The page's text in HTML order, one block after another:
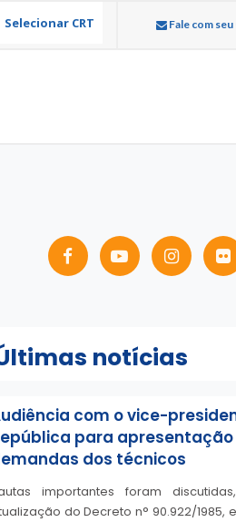
Selecionar CRT Fale com seu
notícias
com o vice-
para apresentação
dos técnicos
importantes foram
do Decreto n° 90.922/1985,